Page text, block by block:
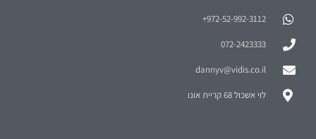
972-52-992-3112⁩+
072-2423333
dannyv@vidis.co.il
לוי אשכול 68 קריית אונו